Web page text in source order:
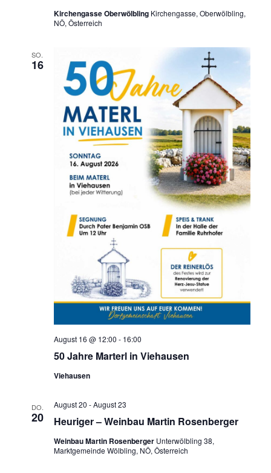
Kirchengasse Oberwölbling Kirchengasse, Oberwölbling,
NÖ, Österreich
SO.
16
50 Jahre Marterl in Viehausen
August 16 @ 12:00 - 16:00
Viehausen
DO.
20 Heuriger – Weinbau Martin Rosenberger
August 20 -August 23
Weinbau Martin Rosenberger Unterwölbling 38,
Marktgemeinde Wölbling, NÖ, Österreich